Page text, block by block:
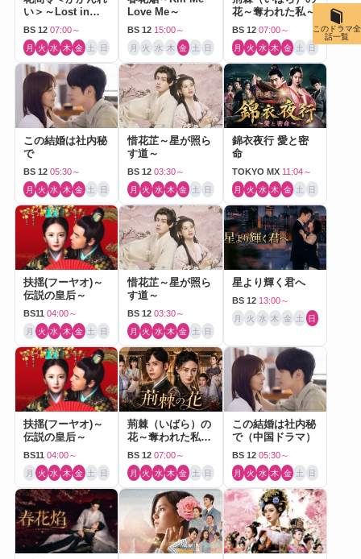
い＞～Lost in
Love～
BS 12 07:00～
月 火 水 木 金 土 日
Love Me～
BS 12 15:00～
月 火 水 木 金 土 日
花～奪われた私～
BS 12 07:00～
月 火 水 木 金 土 日
この結婚は社内秘
で
BS 12 05:30～
月 火 水 木 金 土 日
惜花芷～星が照ら
す道～
BS 12 03:30～
月 火 水 木 金 土 日
錦衣夜行 愛と密
命
TOKYO MX 11:04～
月 火 水 木 金 土 日
扶揺(フーヤオ)～
伝説の皇后～
BS11 04:00～
月 火 水 木 金 土 日
惜花芷～星が照ら
す道～
BS 12 03:30～
月 火 水 木 金 土 日
星より輝く君へ
BS 12 13:00～
月 火 水 木 金 土 日
扶揺(フーヤオ)～
伝説の皇后～
BS11 04:00～
月 火 水 木 金 土 日
荊棘（いばら）の
花～奪われた私～
（中国ドラマ）
BS 12 07:00～
月 火 水 木 金 土 日
この結婚は社内秘
で（中国ドラマ）
BS 12 05:30～
月 火 水 木 金 土 日
このドラマ全
話一覧